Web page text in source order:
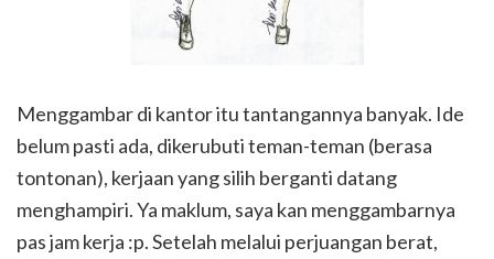
Menggambar di kantor itu tantangannya banyak. Ide
belum pasti ada, dikerubuti teman-teman (berasa
tontonan), kerjaan yang silih berganti datang
menghampiri. Ya maklum, saya kan menggambarnya
pas jam kerja :p. Setelah melalui perjuangan berat,